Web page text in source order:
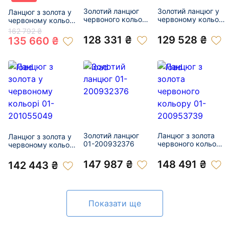
Ланцюг з золота у
червоному кольорі
01-200809356
162 792 ₴
135 660 ₴
Золотий ланцюг
червоного кольору
128 331 ₴
Золотий ланцюг у
червоному кольорі
129 528 ₴
Ланцюг з золота у
червоному кольорі
142 443 ₴
Золотий ланцюг
01-200932376
147 987 ₴
Ланцюг з золота
червоного кольору
148 491 ₴
Показати ще